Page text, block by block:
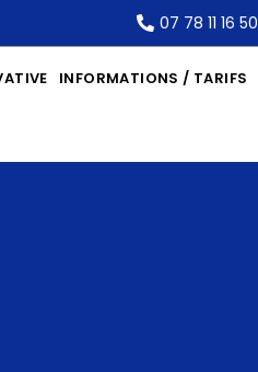
07 78 11 16 50
INFORMATIONS / TARIFS